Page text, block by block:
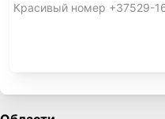
Красивый номер +37529-